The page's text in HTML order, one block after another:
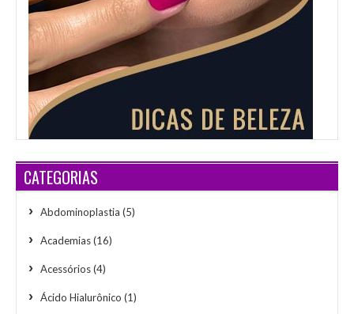
CATEGORIAS
Abdominoplastia (5)
Academias(16)
Acessórios(4)
Ácido Hialurônico (1)